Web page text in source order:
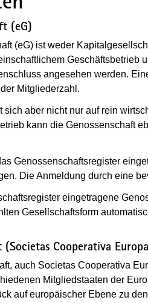
(eG)
(eG) ist weder
Geschäftsbetrieb
angesehen werden.
Mitgliederzahl.
sich aber nicht nur auf rein
kann die Genossenschaft
Genossenschaftsregister
Die Anmeldung durch eine
eingetragene
Gesellschaftsform
(Societas Cooperativa
auch Societas Cooperativa
Mitgliedstaaten der
auf europäischer Ebene zu